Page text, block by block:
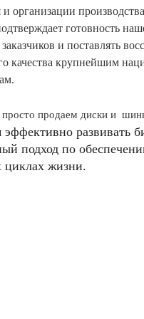
и организации
готовность
и поставлять
качества крупнейшим
продаем диски и
эффективно развивать
подход по
циклах жизни.